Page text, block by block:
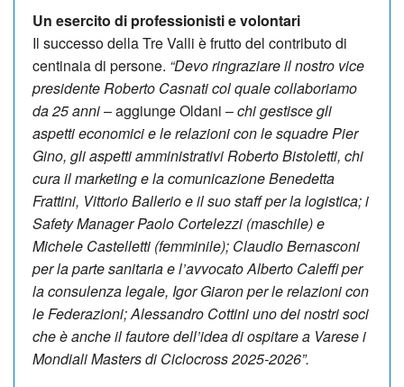
Un esercito di professionisti e volontari
Il successo della Tre Valli è frutto del contributo di
centinaia di persone. “Devo ringraziare il nostro vice
presidente Roberto Casnati col quale collaboriamo
da 25 anni– aggiunge Oldani –chi gestisce gli
aspetti economici e le relazioni con le squadre Pier
Gino, gli aspetti amministrativi Roberto Bistoletti, chi
cura il marketing e la comunicazione Benedetta
Frattini, Vittorio Ballerio e il suo staff per la logistica; i
Safety Manager Paolo Cortelezzi (maschile) e
Michele Castelletti (femminile); Claudio Bernasconi
per la parte sanitaria e l’avvocato Alberto Caleffi per
la consulenza legale, Igor Giaron per le relazioni con
le Federazioni; Alessandro Cottini uno dei nostri soci
che è anche il fautore dell’idea di ospitare a Varese i
Mondiali Masters di Ciclocross 2025-2026”.